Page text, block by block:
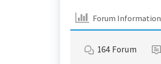
Forum Information
164 Forum